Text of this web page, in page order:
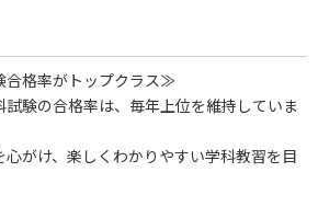
格率がトップクラス≫
験の合格率は、毎年上位を維持していま
がけ、楽しくわかりやすい学科教習を目